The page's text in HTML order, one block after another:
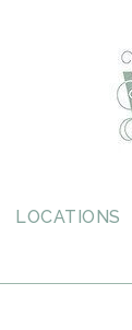
LOCATIONS